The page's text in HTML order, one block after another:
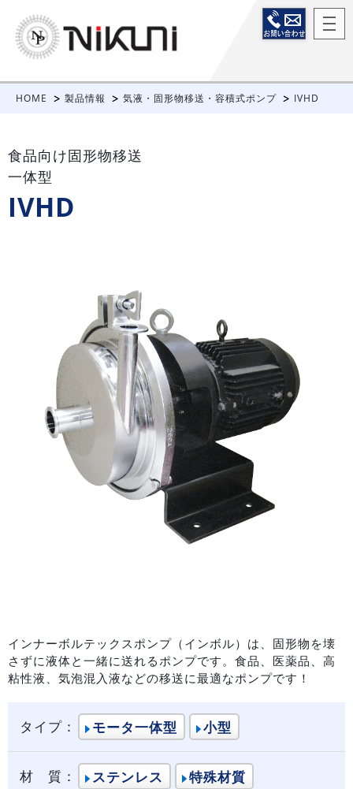
HOME 製品情報 気液・固形物移送・容積式ポンプ IVHD
食品向け固形物移送
一体型
IVHD
インナーボルテックスポンプ（インボル）は、固形物を壊
さずに液体と一緒に送れるポンプです。食品、医薬品、高
粘性液、気泡混入液などの移送に最適なポンプです！
タイプ： モータ一体型 小型
材 質： ステンレス 特殊材質